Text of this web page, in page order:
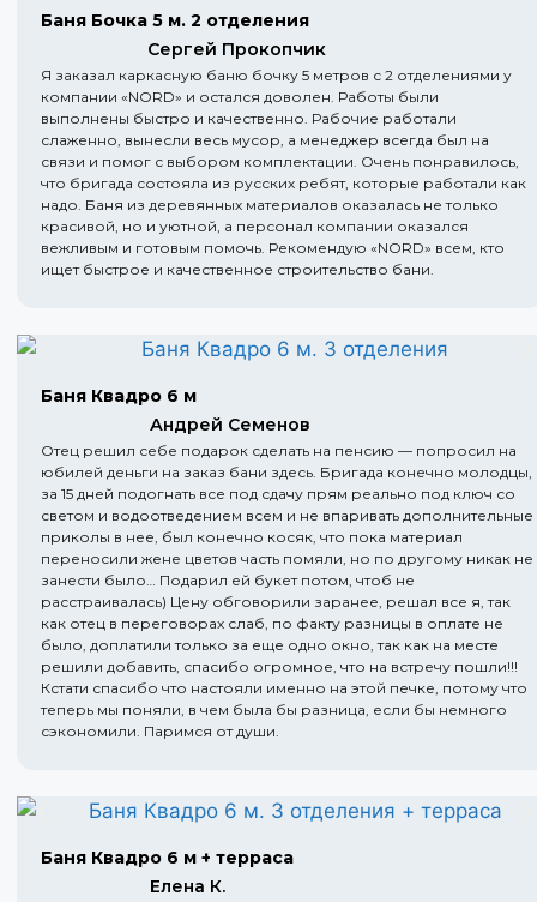
Баня Бочка 5 м. 2 отделения
Сергей Прокопчик
Я заказал каркасную баню бочку 5 метров с 2 отделениями у
компании «NORD» и остался доволен. Работы были
выполнены быстро и качественно. Рабочие работали
слаженно, вынесли весь мусор, а менеджер всегда был на
связи и помог с выбором комплектации. Очень понравилось,
что бригада состояла из русских ребят, которые работали как
надо. Баня из деревянных материалов оказалась не только
красивой, но и уютной, а персонал компании оказался
вежливым и готовым помочь. Рекомендую «NORD» всем, кто
ищет быстрое и качественное строительство бани.
Баня Квадро 6 м
Андрей Семенов
Отец решил себе подарок сделать на пенсию — попросил на
юбилей деньги на заказ бани здесь. Бригада конечно молодцы,
за 15 дней подогнать все под сдачу прям реально под ключ со
светом и водоотведением всем и не впаривать дополнительные
приколы в нее, был конечно косяк, что пока материал
переносили жене цветов часть помяли, но по другому никак не
занести было… Подарил ей букет потом, чтоб не
расстраивалась) Цену обговорили заранее, решал все я, так
как отец в переговорах слаб, по факту разницы в оплате не
было, доплатили только за еще одно окно, так как на месте
решили добавить, спасибо огромное, что на встречу пошли!!!
Кстати спасибо что настояли именно на этой печке, потому что
теперь мы поняли, в чем была бы разница, если бы немного
сэкономили. Паримся от души.
Баня Квадро 6 м + терраса
Елена К.